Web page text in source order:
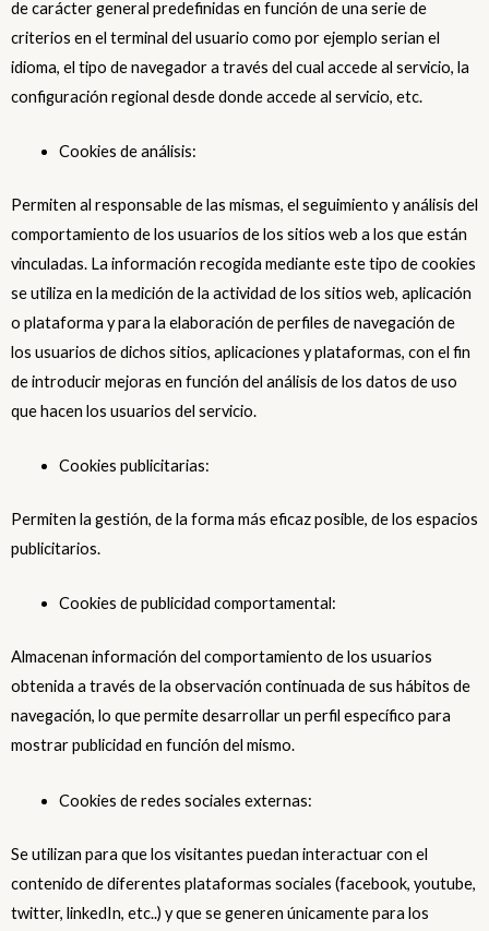
de carácter general predefinidas en función de una serie de
criterios en el terminal del usuario como por ejemplo serian el
idioma, el tipo de navegador a través del cual accede al servicio, la
configuración regional desde donde accede al servicio, etc.
Cookies de análisis:
Permiten al responsable de las mismas, el seguimiento y análisis del
comportamiento de los usuarios de los sitios web a los que están
vinculadas. La información recogida mediante este tipo de cookies
se utiliza en la medición de la actividad de los sitios web, aplicación
o plataforma y para la elaboración de perfiles de navegación de
los usuarios de dichos sitios, aplicaciones y plataformas, con el fin
de introducir mejoras en función del análisis de los datos de uso
que hacen los usuarios del servicio.
Cookies publicitarias:
Permiten la gestión, de la forma más eficaz posible, de los espacios
publicitarios.
Cookies de publicidad comportamental:
Almacenan información del comportamiento de los usuarios
obtenida a través de la observación continuada de sus hábitos de
navegación, lo que permite desarrollar un perfil específico para
mostrar publicidad en función del mismo.
Cookies de redes sociales externas:
Se utilizan para que los visitantes puedan interactuar con el
contenido de diferentes plataformas sociales (facebook, youtube,
twitter, linkedIn, etc..) y que se generen únicamente para los